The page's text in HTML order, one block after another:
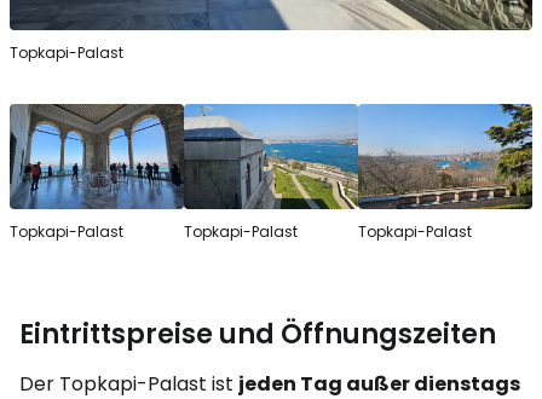
Topkapi-Palast
Topkapi-Palast Topkapi-Palast Topkapi-Palast
Eintrittspreise und Öffnungszeiten
Der Topkapi-Palast ist jeden Tag außer dienstags